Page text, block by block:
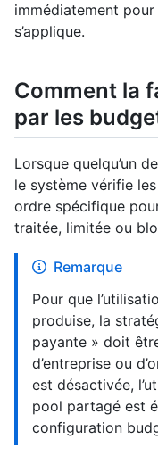
immédiatement
s’applique.
Comment la
par les
Lorsque quelqu’un
le système vérifie
ordre spécifique
traitée, limitée ou
Remarque
Pour que
produise, la
payante » doit
d’entreprise ou
est désactivée,
pool partagé est
configuration